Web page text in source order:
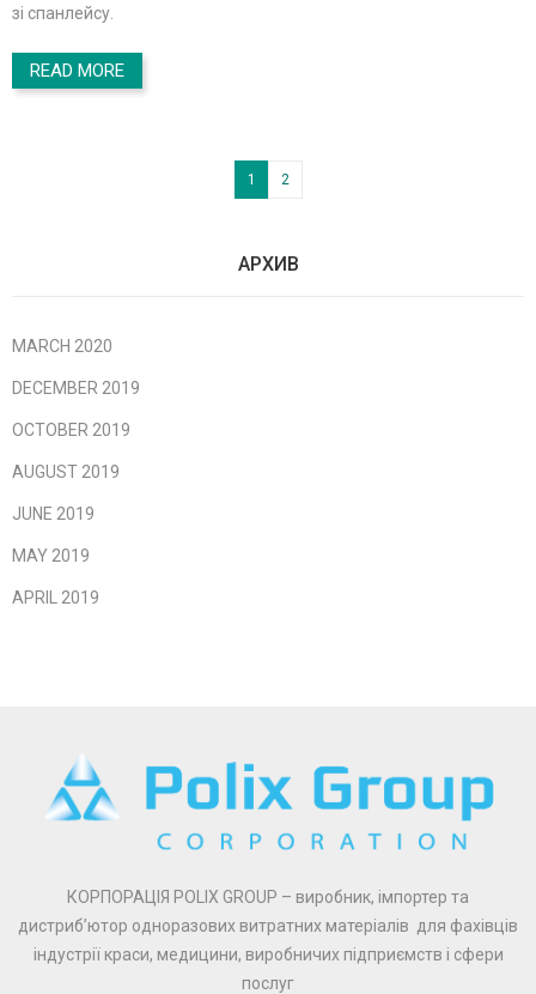
зі спанлейсу.
READ MORE
1 2
АРХИВ
MARCH 2020
DECEMBER 2019
OCTOBER 2019
AUGUST 2019
JUNE 2019
MAY 2019
APRIL 2019
КОРПОРАЦІЯ POLIX GROUP – виробник, імпортер та
дистриб’ютор одноразових витратних матеріалів для фахівців
індустрії краси, медицини, виробничих підприємств і сфери
послуг